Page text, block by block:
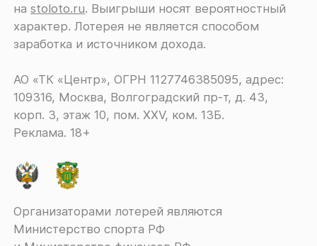
наstoloto.ru. Выигрыши носят вероятностный
характер. Лотерея не является способом
заработка и источником дохода.
АО «ТК «Центр», ОГРН 1127746385095, адрес:
109316, Москва, Волгоградский пр-т, д. 43,
корп. 3, этаж 10, пом. XXV, ком. 13Б.
Реклама. 18+
Организаторами лотерей являются
Министерство спорта РФ